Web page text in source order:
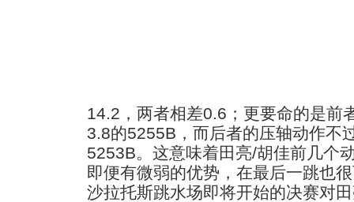
14.2，两者相差0.6；更要命的是前
3.8的5255B，而后者的压轴动作不
5253B。这意味着田亮/胡佳前几个
即便有微弱的优势，在最后一跳也
沙拉托斯跳水场即将开始的决赛对